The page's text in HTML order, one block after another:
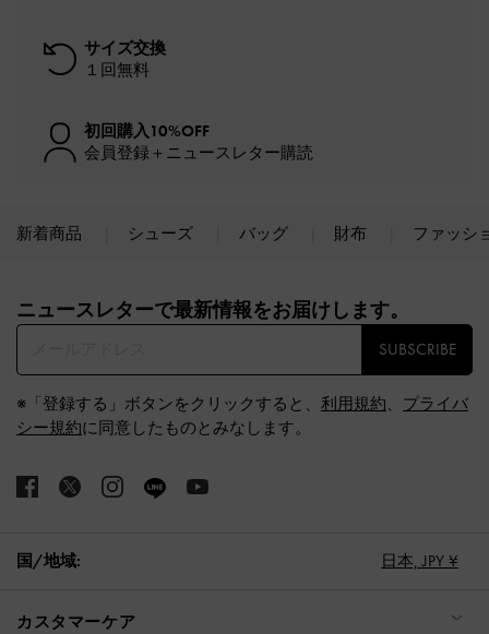
サイズ交換
１回無料
初回購入10%OFF
会員登録＋ニュースレター購読
新着商品 シューズ バッグ 財布 ファッシ
ニュースレターで最新情報をお届けします。​
SUBSCRIBE
※「登録する」ボタンをクリックすると、 利用規約、 プライバ
シー規約に同意したものとみなします。
国/地域: 日本, JPY ¥
カスタマーケア